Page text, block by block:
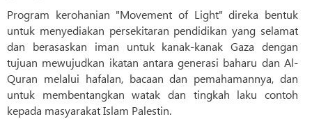
Program kerohanian "Movement of Light" direka bentuk
untuk menyediakan persekitaran pendidikan yang selamat
dan berasaskan iman untuk kanak-kanak Gaza dengan
tujuan mewujudkan ikatan antara generasi baharu dan Al-
Quran melalui hafalan, bacaan dan pemahamannya, dan
untuk membentangkan watak dan tingkah laku contoh
kepada masyarakat Islam Palestin.